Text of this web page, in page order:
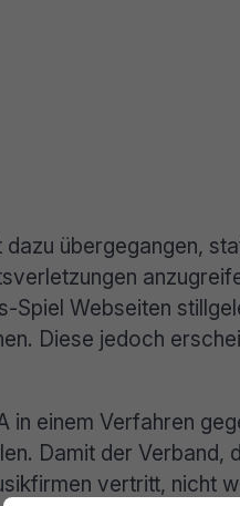
übergegangen,
Spiel Webseiten
Diese jedoch
in einem Verfahren
Damit der Verband,
vertritt, nicht